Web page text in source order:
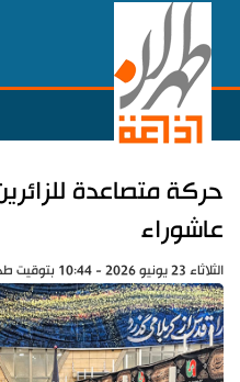
حركة متصاعدة
عاشوراء
الثلاثاء 23 يونيو 2026 - 10:44 بتوقيت طهران